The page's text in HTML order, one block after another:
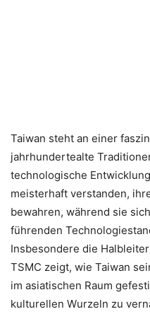
Taiwan steht an einer
jahrhundertealte
technologische
meisterhaft verstanden,
bewahren, während sie
führenden
Insbesondere die
TSMC zeigt, wie Taiwan
im asiatischen Raum
kulturellen Wurzeln zu